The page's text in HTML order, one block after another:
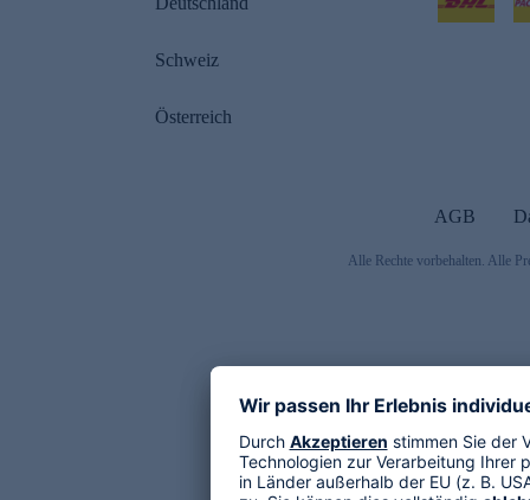
Schweiz
Österreich
AGB
Alle Rechte vorbehalten. Alle